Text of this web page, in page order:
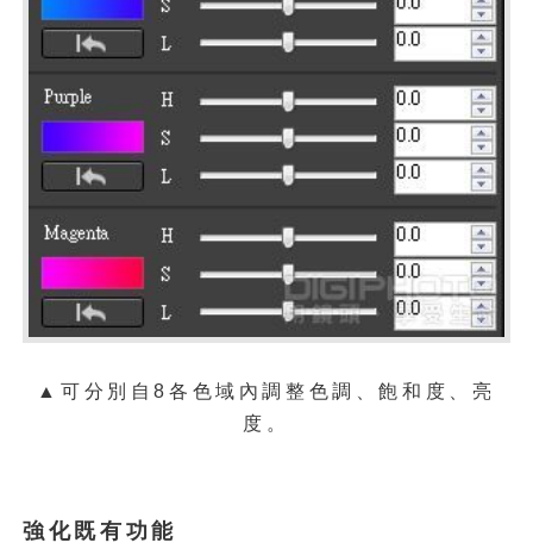
▲可分別自8各色域內調整色調、飽和度、亮
度。
強化既有功能